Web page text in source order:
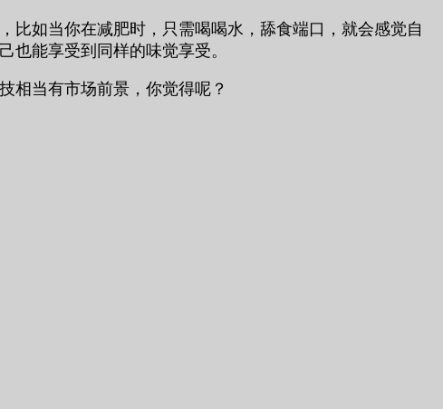
比如当你在减肥时，只需喝喝水，舔食端口，就会感觉自
也能享受到同样的味觉享受。
相当有市场前景，你觉得呢？